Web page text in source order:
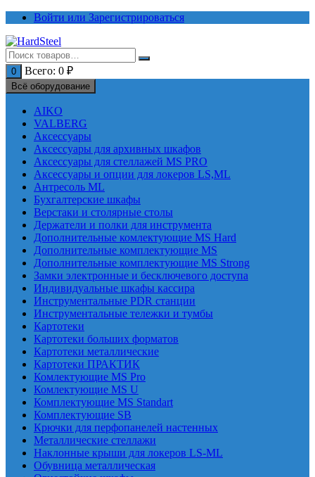
Перейти
содержимому
Войти или Зарегистрироваться
0 Всего: 0 ₽
Всё оборудование
AIKO
VALBERG
Аксессуары
Аксессуары для архивных шкафов
Аксессуары для стеллажей MS PRO
Аксессуары и опции для локеров LS,ML
Антресоль ML
Бухгалтерские шкафы
Верстаки и столярные столы
Держатели и полки для инструмента
Дополнительные комлектующие MS Hard
Дополнительные комплектующие MS
Дополнительные комплектующие MS Strong
Замки электронные и бесключевого доступа
Индивидуальные шкафы кассира
Инструментальные PDR станции
Инструментальные тележки и тумбы
Картотеки
Картотеки больших форматов
Картотеки металлические
Картотеки ПРАКТИК
Комлектующие MS Pro
Комлектующие MS U
Комплектующие MS Standart
Комплектующие SB
Крючки для перфопанелей настенных
Металлические стеллажи
Наклонные крыши для локеров LS-ML
Обувница металлическая